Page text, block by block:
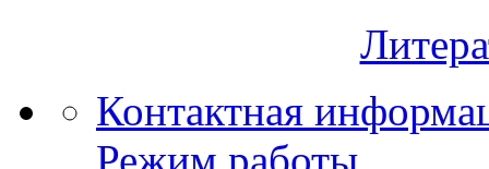
Контактная